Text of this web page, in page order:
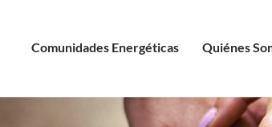
Comunidades Energéticas Quiénes